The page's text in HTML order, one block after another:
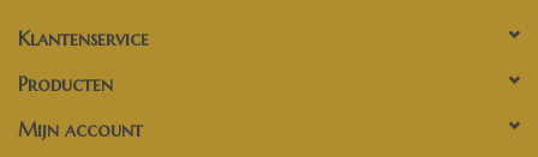
Klantenservice
Producten
Mijn account